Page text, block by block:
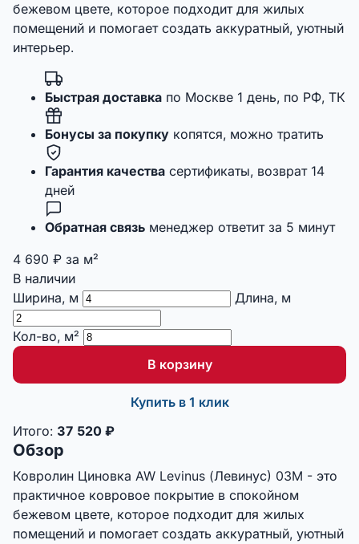
бежевом цвете, которое подходит для жилых
помещений и помогает создать аккуратный, уютный
интерьер.
Быстрая доставка по Москве 1 день, по РФ, ТК
Бонусы за покупку копятся, можно тратить
Гарантия качества сертификаты, возврат 14
дней
Обратная связь менеджер ответит за 5 минут
4 690 ₽ за м²
В наличии
Ширина, м
Длина, м
Кол-во, м²
В корзину
Купить в 1 клик
Итого: 37 520 ₽
Обзор
Ковролин Циновка AW Levinus (Левинус) 03M - это
практичное ковровое покрытие в спокойном
бежевом цвете, которое подходит для жилых
помещений и помогает создать аккуратный, уютный